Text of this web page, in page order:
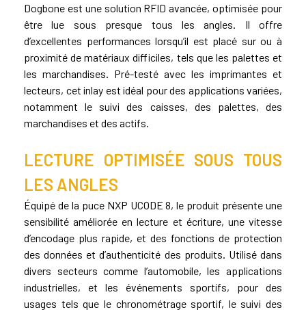
Dogbone est une solution RFID avancée, optimisée pour
être lue sous presque tous les angles. Il offre
d’excellentes performances lorsqu’il est placé sur ou à
proximité de matériaux difficiles, tels que les palettes et
les marchandises. Pré-testé avec les imprimantes et
lecteurs, cet inlay est idéal pour des applications variées,
notamment le suivi des caisses, des palettes, des
marchandises et des actifs.
LECTURE OPTIMISÉE SOUS TOUS
LES ANGLES
Équipé de la puce NXP UCODE 8, le produit présente une
sensibilité améliorée en lecture et écriture, une vitesse
d’encodage plus rapide, et des fonctions de protection
des données et d’authenticité des produits. Utilisé dans
divers secteurs comme l’automobile, les applications
industrielles, et les événements sportifs, pour des
usages tels que le chronométrage sportif, le suivi des